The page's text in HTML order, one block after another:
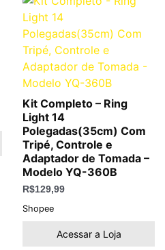
Kit Completo – Ring
Light 14
Polegadas(35cm) Com
Tripé, Controle e
Adaptador de Tomada –
Modelo YQ-360B
R$129,99
Shopee
Acessar a Loja